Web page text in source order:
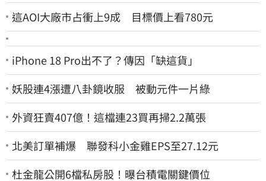
這AOI大廠市占衝上9成 目標價上看780元
iPhone 18 Pro出不了？傳因「缺這貨」
妖股連4漲遭八卦鏡收服 被動元件一片綠
外資狂賣407億！這檔連23買再掃2.2萬張
北美訂單補爆 聯發科小金雞EPS至27.12元
杜金龍公開6檔私房股！曝台積電關鍵價位